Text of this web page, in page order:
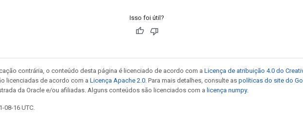
Isso foi útil?
contrária, o conteúdo desta página é licenciado de acordo com a Licença de atribuição 4.0 do
licenciadas de acordo com a Licença Apache 2.0 . Para mais detalhes, consulte as políticas do site do
da Oracle e/ou afiliadas. Alguns conteúdos são licenciados com a licença numpy.
08-16 UTC.